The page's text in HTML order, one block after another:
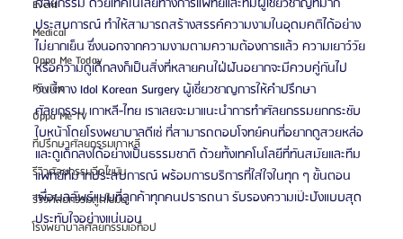
Event
Medical
Oppa Me Today
Review
Oppa Me TV
ที่ปรึกษาศัลยกรรมเกาหลี
รีวิวศัลยกรรมฉีดไขมัน
รีวิวศัลยกรรมดูดไขมัน
โรงพยาบาลศัลยกรรมเอท็อป
ประสบการณ์ ทำให้สามารถสร้างสรรค์ความงามในอุดมคติได้อย่าง
ไม่ยากเย็น ซึ่งนอกจากความงามตามความต้องการแล้ว ความเยาว์วัย
หรือความดูเด็กลงก็เป็นสิ่งที่หลายคนใฝ่ฝันอยากจะมีควบคู่กันไป
วันนี้ทาง Idol Korean Surgery ผู้เชี่ยวชาญการให้คำปรึกษา
ศัลยกรรม เกาหลี-ไทย เราเลยจะมาแนะนำการทำศัลยกรรมยกกระชับ
ใบหน้าโดยโรงพยาบาลดีเซ่ ที่สามารถตอบโจทย์คนที่อยากดูสวยหล่อ
และดูเด็กลงได้อย่างเป็นธรรมชาติ ด้วยทั้งเทคโนโลยีที่ทันสมัยและทีม
แพทย์ที่มากประสบการณ์ พร้อมการบริการที่ใส่ใจในทุก ๆ ขั้นตอน
เพื่อผลลัพธ์แบบที่ลูกค้าทุกคนปรารถนา รับรองความเป๊ะปังแบบสุด
ประทับใจอย่างแน่นอน